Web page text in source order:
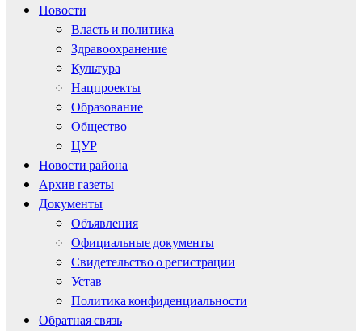
Новости
Власть и политика
Здравоохранение
Культура
Нацпроекты
Образование
Общество
ЦУР
Новости района
Архив газеты
Документы
Объявления
Официальные документы
Свидетельство о регистрации
Устав
Политика конфиденциальности
Обратная связь